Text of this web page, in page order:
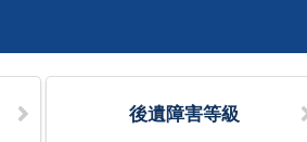
後遺障害等級